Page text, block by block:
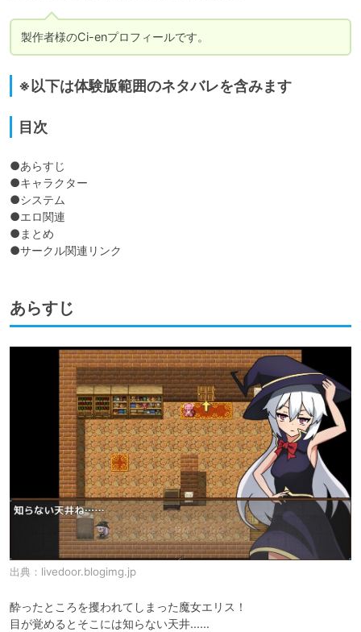
製作者様のCi-enプロフィールです。
※以下は体験版範囲のネタバレを含みます
目次
●あらすじ
●キャラクター
●システム
●エロ関連
●まとめ
●サークル関連リンク
あらすじ
出典： livedoor.blogimg.jp
酔ったところを攫われてしまった魔女エリス！
目が覚めるとそこには知らない天井……